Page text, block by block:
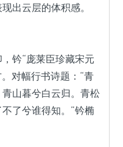
出云层的体积感。
钤“庞莱臣珍藏宋元
对幅行书诗题：“青
山暮兮白云归。青松
了兮谁得知。”钤椭